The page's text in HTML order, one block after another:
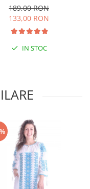
189,00 RON
133,00 RON
IN STOC